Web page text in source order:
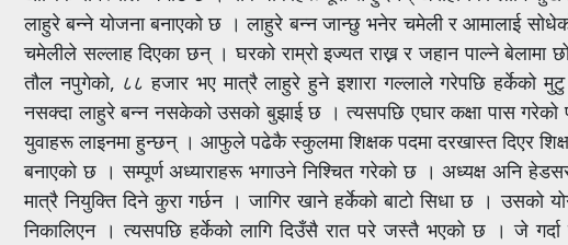
लाहुरे बन्ने योजना बनाएको छ । लाहुरे बन्न जान्छु भनेर चमेली र आमालाई
चमेलीले सल्लाह दिएका छन् । घरको राम्रो इज्यत राख्न र जहान पाल्ने
तौल नपुगेको, ८८ हजार भए मात्रै लाहुरे हुने इशारा गल्लाले गरेपछि हर्केको
नसक्दा लाहुरे बन्न नसकेको उसको बुझाई छ । त्यसपछि एघार कक्षा पास गरेको
युवाहरू लाइनमा हुन्छन् । आफुले पढेकै स्कुलमा शिक्षक पदमा दरखास्त दिएर शिक्षक
बनाएको छ । सम्पूर्ण अध्याराहरू भगाउने निश्चित गरेको छ । अध्यक्ष अनि
मात्रै नियुक्ति दिने कुरा गर्छन । जागिर खाने हर्केको बाटो सिधा छ । उसको
निकालिएन । त्यसपछि हर्केको लागि दिउँसै रात परे जस्तै भएको छ । जे